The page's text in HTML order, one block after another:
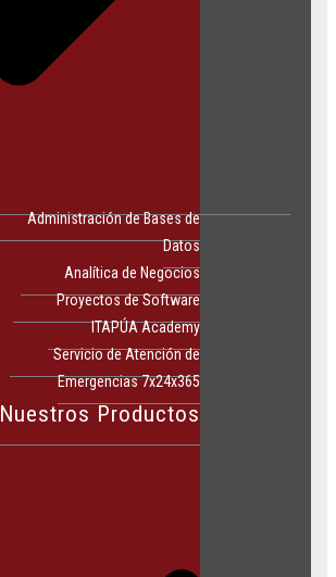
Administración de Bases de
Datos
Analítica de Negocios
Proyectos de Software
ITAPÚA Academy
Servicio de Atención de
Emergencias 7x24x365
Nuestros Productos